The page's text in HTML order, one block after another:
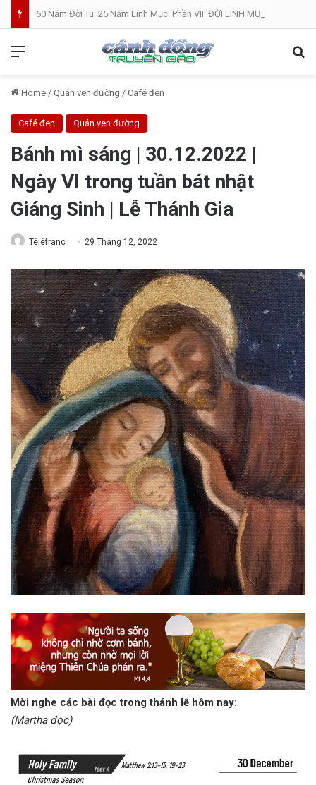
Home / Quán ven đường / Café đen
Café đen Quán ven đường
Bánh mì sáng | 30.12.2022 |
Ngày VI trong tuần bát nhật
Giáng Sinh | Lễ Thánh Gia
Téléfranc 29 Tháng 12, 2022
Mời nghe các bài đọc trong thánh lễ hôm nay:
(Martha đọc)